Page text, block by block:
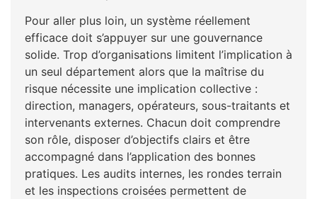
Pour aller plus loin, un système réellement
efficace doit s’appuyer sur une gouvernance
solide. Trop d’organisations limitent l’implication à
un seul département alors que la maîtrise du
risque nécessite une implication collective :
direction, managers, opérateurs, sous-traitants et
intervenants externes. Chacun doit comprendre
son rôle, disposer d’objectifs clairs et être
accompagné dans l’application des bonnes
pratiques. Les audits internes, les rondes terrain
et les inspections croisées permettent de